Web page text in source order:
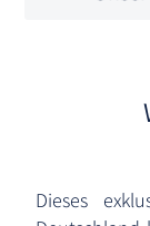
Dieses